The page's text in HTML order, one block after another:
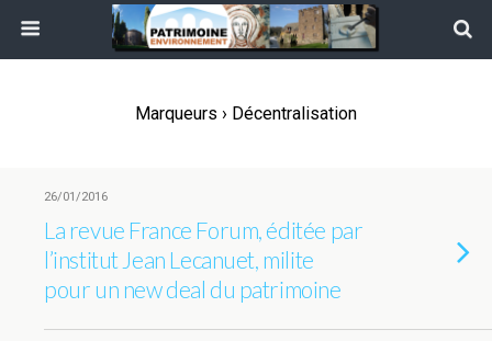
Marqueurs › Décentralisation
26/01/2016
La revue France Forum, éditée par
l’institut Jean Lecanuet, milite
pour un new deal du patrimoine